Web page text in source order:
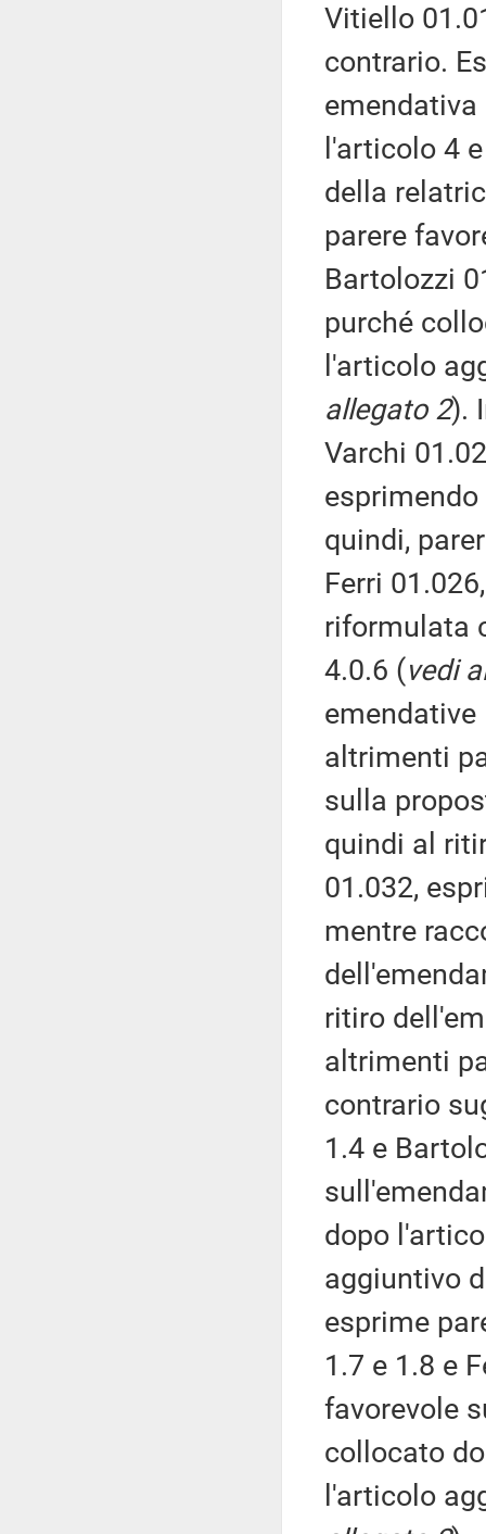
Vitiello
contrario.
emendativa
l'articolo 4
della
parere
Bartolozzi
purché
l'articolo
allegato 2).
Varchi
quindi,
Ferri
riformulata
4.0.6 (vedi
emendative
altrimenti
sulla
quindi al
01.032,
mentre
ritiro
altrimenti
contrario
1.4 e
dopo
aggiuntivo
esprime
1.7 e 1.8 e
favorevole
collocato
l'articolo